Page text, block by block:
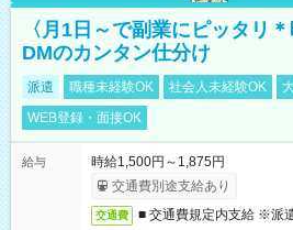
〈月1日～で副業にピッタリ
DMのカンタン仕分け
派遣 職種未経験OK 社会人未経験OK
WEB登録・面接OK
給与
時給1,500円～1,875円
交通費別途支給あり
交通費 ■ 交通費規定内支給 ※派